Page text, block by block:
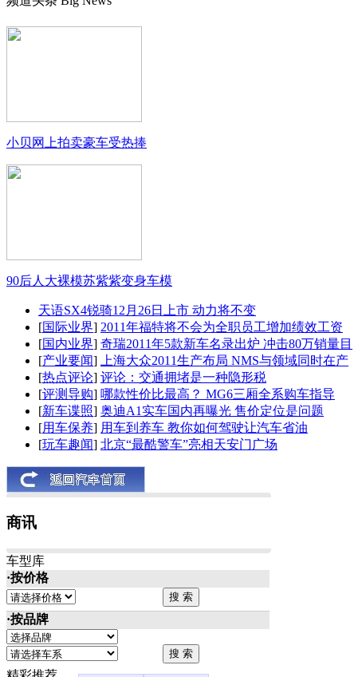
小贝网上拍卖豪车受热捧
90后人大裸模苏紫紫变身车模
天语SX4锐骑12月26日上市 动力将不变
[国际业界] 2011年福特将不会为全职员工增加绩效工资
[国内业界] 奇瑞2011年5款新车名录出炉 冲击80万销量目
[产业要闻]
上海大众2011生产布局 NMS与领域同时在产
[热点评论] 评论：交通拥堵是一种隐形税
[评测导购] 哪款性价比最高？ MG6三厢全系购车指导
[新车谍照] 奥迪A1实车国内再曝光 售价定位是问题
[用车保养] 用车到养车 教你如何驾驶让汽车省油
[玩车趣闻] 北京“最酷警车”亮相天安门广场
商讯
车型库
·按价格
·按品牌